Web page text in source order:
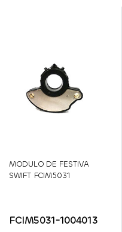
MODULO DE FESTIVA
SWIFT FCIM5031
FCIM5031-1004013